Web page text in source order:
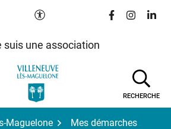
Paramètres d'accessibilité
Lien vers le
Lien vers
Lien
suis une association
RECHERCHE
Maguelone
Mes démarches